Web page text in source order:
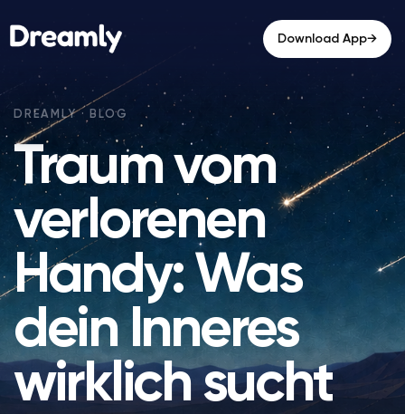
Download App→
Traum vom
verlorenen
Handy: Was
dein Inneres
wirklich sucht